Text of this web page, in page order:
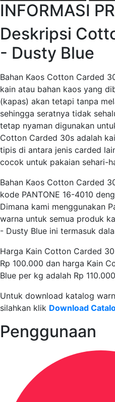
INFORMASI
Deskripsi
- Dusty Blue
Bahan Kaos Cotton Carded
kain atau bahan kaos yang
(kapas) akan tetapi tanpa
sehingga seratnya tidak
tetap nyaman digunakan
Cotton Carded 30s adalah
tipis di antara jenis carded
cocok untuk pakaian sehari-
Bahan Kaos Cotton Carded
kode PANTONE 16-4010
Dimana kami menggunakan
warna untuk semua produk
- Dusty Blue ini termasuk
Harga Kain Cotton Carded
Rp 100.000 dan harga Kain
Blue per kg adalah Rp 110.000
Untuk download katalog
silahkan klik Download
Penggunaan